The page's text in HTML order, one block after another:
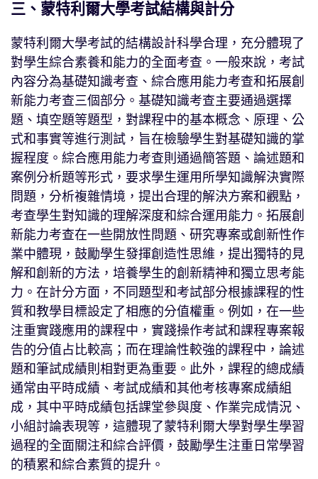
三、蒙特利爾大學考試結構與計分
蒙特利爾大學考試的結構設計科學合理，充分體現了
對學生綜合素養和能力的全面考查。一般來說，考試
內容分為基礎知識考查、綜合應用能力考查和拓展創
新能力考查三個部分。基礎知識考查主要通過選擇
題、填空題等題型，對課程中的基本概念、原理、公
式和事實等進行測試，旨在檢驗學生對基礎知識的掌
握程度。綜合應用能力考查則通過簡答題、論述題和
案例分析題等形式，要求學生運用所學知識解決實際
問題，分析複雜情境，提出合理的解決方案和觀點，
考查學生對知識的理解深度和綜合運用能力。拓展創
新能力考查在一些開放性問題、研究專案或創新性作
業中體現，鼓勵學生發揮創造性思維，提出獨特的見
解和創新的方法，培養學生的創新精神和獨立思考能
力。在計分方面，不同題型和考試部分根據課程的性
質和教學目標設定了相應的分值權重。例如，在一些
注重實踐應用的課程中，實踐操作考試和課程專案報
告的分值占比較高；而在理論性較強的課程中，論述
題和筆試成績則相對更為重要。此外，課程的總成績
通常由平時成績、考試成績和其他考核專案成績組
成，其中平時成績包括課堂參與度、作業完成情況、
小組討論表現等，這體現了蒙特利爾大學對學生學習
過程的全面關注和綜合評價，鼓勵學生注重日常學習
的積累和綜合素質的提升。